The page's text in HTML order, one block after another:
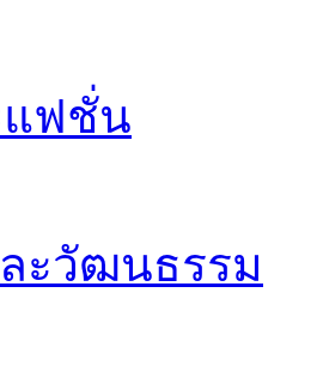
ฟชั่น
ะวัฒนธรรม